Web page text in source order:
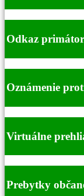
Odkaz
Oznámenie
Virtuálne
Prebytky